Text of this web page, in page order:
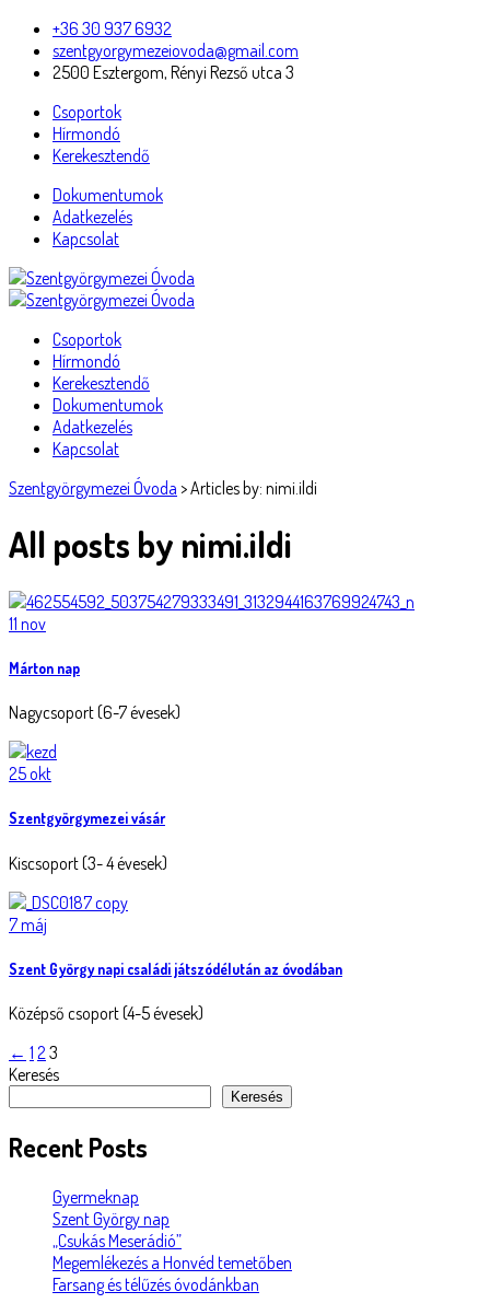
+36 30 937 6932
szentgyorgymezeiovoda@gmail.com
2500 Esztergom, Rényi Rezső utca 3
Csoportok
Hírmondó
Kerekesztendő
Dokumentumok
Adatkezelés
Kapcsolat
Csoportok
Hírmondó
Kerekesztendő
Dokumentumok
Adatkezelés
Kapcsolat
Szentgyörgymezei Óvoda >Articles by: nimi.ildi
All posts by nimi.ildi
11 nov
Márton nap
Nagycsoport (6-7 évesek)
25okt
Szentgyörgymezei vásár
Kiscsoport (3- 4 évesek)
7máj
Szent György napi családi játszódélután az óvodában
Középső csoport (4-5 évesek)
Posts
navigation
← 1 2 3
Keresés
Keresés
Recent Posts
Gyermeknap
Szent György nap
„Csukás Meserádió”
Megemlékezés a Honvéd temetőben
Farsang és télűzés óvodánkban